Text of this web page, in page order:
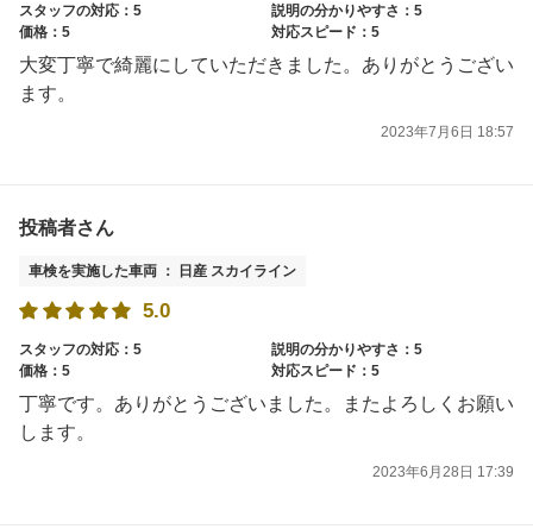
スタッフの対応：5
説明の分かりやすさ：5
価格：5
対応スピード：5
大変丁寧で綺麗にしていただきました。ありがとうござい
ます。
2023年7月6日 18:57
投稿者さん
車検を実施した車両 ： 日産 スカイライン
5.0
スタッフの対応：5
説明の分かりやすさ：5
価格：5
対応スピード：5
丁寧です。ありがとうございました。またよろしくお願い
します。
2023年6月28日 17:39